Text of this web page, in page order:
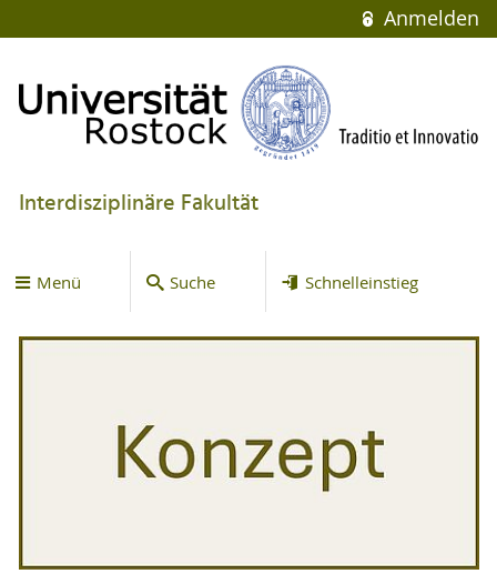
Anmelden
Interdisziplinäre Fakultät
Menü Suche Schnelleinstieg